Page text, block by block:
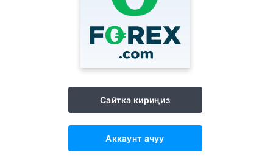
Сайтка кириңиз
Аккаунт ачуу